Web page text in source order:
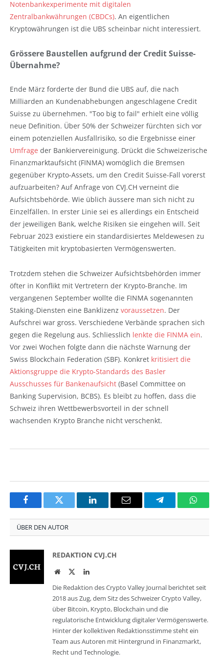
Notenbankexperimente mit digitalen
Zentralbankwährungen (CBDCs). An eigentlichen
Kryptowährungen ist die UBS scheinbar nicht interessiert.
Grössere Baustellen aufgrund der Credit Suisse-
Übernahme?
Ende März forderte der Bund die UBS auf, die nach
Milliarden an Kundenabhebungen angeschlagene Credit
Suisse zu übernehmen. "Too big to fail" erhielt eine völlig
neue Definition. Über 50% der Schweizer fürchten sich vor
einem potenziellen Ausfallrisiko, so die Ergebnisse einer
Umfrage der Bankiervereinigung. Drückt die Schweizerische
Finanzmarktaufsicht (FINMA) womöglich die Bremsen
gegenüber Krypto-Assets, um den Credit Suisse-Fall vorerst
aufzuarbeiten? Auf Anfrage von CVJ.CH verneint die
Aufsichtsbehörde. Wie üblich äussere man sich nicht zu
Einzelfällen. In erster Linie sei es allerdings ein Entscheid
der jeweiligen Bank, welche Risiken sie eingehen will. Seit
Februar 2023 existiere ein standardisiertes Meldewesen zu
Tätigkeiten mit kryptobasierten Vermögenswerten.
Trotzdem stehen die Schweizer Aufsichtsbehörden immer
öfter in Konflikt mit Vertretern der Krypto-Branche. Im
vergangenen September wollte die FINMA sogenannten
Staking-Diensten eine Banklizenz voraussetzen. Der
Aufschrei war gross. Verschiedene Verbände sprachen sich
gegen die Regelung aus. Schliesslich lenkte die FINMA ein.
Vor zwei Wochen folgte dann die nächste Warnung der
Swiss Blockchain Federation (SBF). Konkret kritisiert die
Aktionsgruppe die Krypto-Standards des Basler
Ausschusses für Bankenaufsicht (Basel Committee on
Banking Supervision, BCBS). Es bleibt zu hoffen, dass die
Schweiz ihren Wettbewerbsvorteil in der schnell
wachsenden Krypto Branche nicht verschenkt.
FacebookTwitter LinkedInEmail Telegram
ÜBER DEN AUTOR
REDAKTION CVJ.CH
WebsiteTwitterLinkedIn
Die Redaktion des Crypto Valley Journal berichtet seit
2018 aus Zug, dem Sitz des Schweizer Crypto Valley,
über Bitcoin, Krypto, Blockchain und die
regulatorische Entwicklung digitaler Vermögenswerte.
Hinter der kollektiven Redaktionsstimme steht ein
Team aus Autoren mit Hintergrund in Finanzmarkt,
Recht und Technologie.